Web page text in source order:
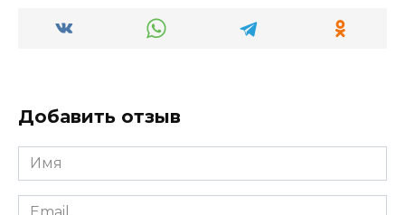
Добавить отзыв
Имя
*
Email